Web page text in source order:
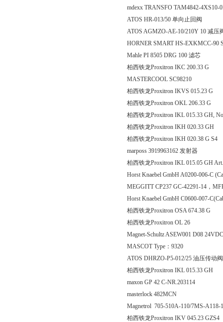
mdexx TRANSFO TAM4842-
ATOS HR-013/50 单向止回阀
ATOS AGMZO-AE-10/210Y 10 减压
HORNER SMART HS-EXKMCC-90
Mahle PI 8505 DRG 100 滤芯
柏西铁龙Proxitron IKC
MASTERCOOL SC98210
柏西铁龙Proxitron IKVS
柏西铁龙Proxitron OKL 206.33 G
柏西铁龙Proxitron IKL 015.33 GH,
柏西铁龙Proxitron IKH
柏西铁龙Proxitron IKH
marposs 3919963162 发射器
柏西铁龙Proxitron IKL 015.05 GH
Horst Knaebel GmbH A0200-006-C
MEGGITT CP237 GC-42291-14，
Horst Knaebel GmbH C0600-007-
柏西铁龙Proxitron OSA
柏西铁龙Proxitron
Magnet-Schultz ASEW001 D08
MASCOT Type：9320
ATOS DHRZO-P5-012/25 油压传动阀
柏西铁龙Proxitron IKL
maxon GP 42 C-NR.203114
masterlock 482MCN
Magnetrol 705-510A-110/7MS-A118-
柏西铁龙Proxitron IKV